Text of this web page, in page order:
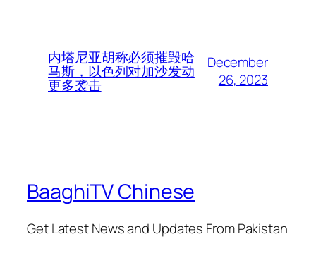
内塔尼亚胡称必须摧毁哈
马斯，以色列对加沙发动
更多袭击
December
26, 2023
BaaghiTV Chinese
Get Latest News and Updates From Pakistan